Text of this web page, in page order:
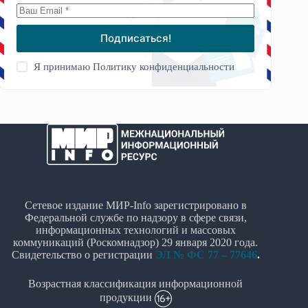
Подписаться!
Я принимаюПолитику конфиденциальности
Сетевое издание МИР-Info зарегистрировано в
Федеральной службе по надзору в сфере связи,
информационных технологий и массовых
коммуникаций (Роскомнадзор) 29 января 2020 года.
Свидетельство о регистрации ЭЛ № ФС 77 – 77646.
Возрастная классификация информационной
продукции